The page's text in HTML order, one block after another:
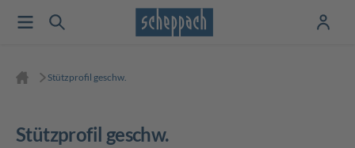
Stützprofil geschw.
Stützprofil geschw.